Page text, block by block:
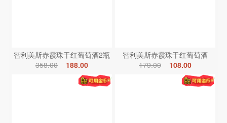
智利美斯赤霞珠干红葡萄酒2瓶
358.00
188.00
智利美斯赤霞珠干红葡萄酒
179.00
108.00